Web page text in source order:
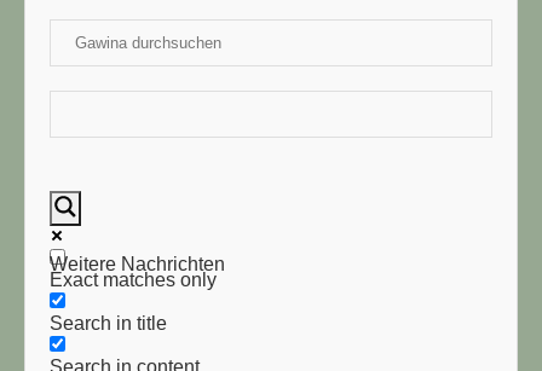
Weitere Nachrichten
Exact matches only
Search in title
Search in content